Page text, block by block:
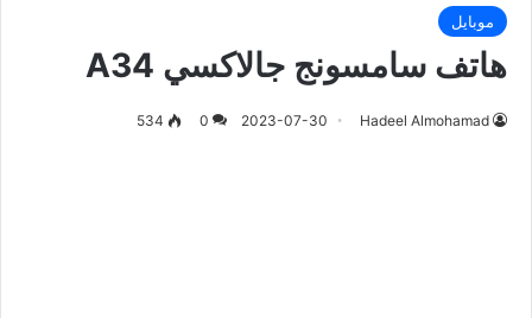
موبايل
هاتف سامسونج جالاكسي A34
Hadeel Almohamad
2023-07-30
0
534